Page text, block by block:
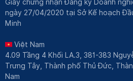
Giấy chứng nhận Đăng ký Doanh
ngày 27/04/2020 tại Sở Kế hoạch
Minh
Việt Nam
4.09 Tầng 4 Khối LA.3, 381-383
Trưng Tây, Thành phố Thủ Đức,
Nam